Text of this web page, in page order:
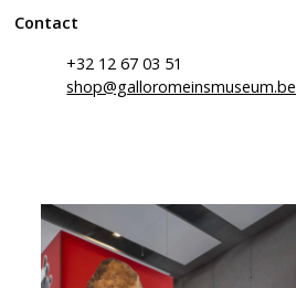
Contact
+32 12 67 03 51
shop@galloromeinsmuseum.be